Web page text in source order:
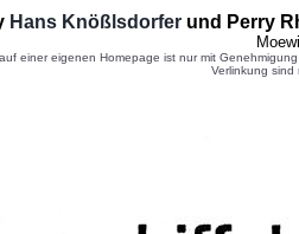
Hans Knößlsdorfer und Perry
einer eigenen Homepage ist nur mit
Verlinkung sind